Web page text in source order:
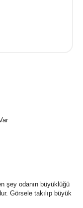
şey odanın büyüklüğü
Görsele takılıp büyük